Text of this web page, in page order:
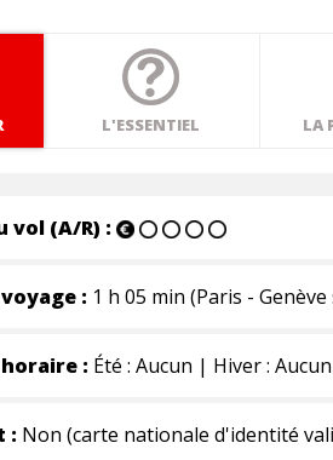
L'ESSENTIEL LA
vol (A/R) :
: 1 h 05 min (Paris - Genève
: Été : Aucun | Hiver : Aucun
: Non (carte nationale d'identité